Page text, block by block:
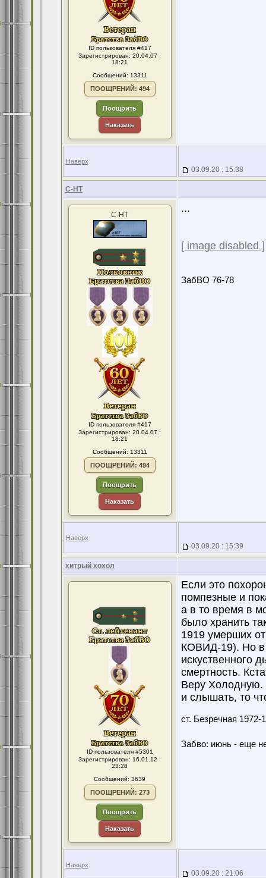
ID пользователя #417
Зарегистрирован: 20.04.07 :
18:21
Сообщений: 13311
ПООЩРЕНИЙ: 494
Поощрить
Наказать
Наверх
03.09.20 : 15:38
С-НТ
С-НТ
ID пользователя #417
Зарегистрирован: 20.04.07 :
18:21
Сообщений: 13311
ПООЩРЕНИЙ: 494
Поощрить
Наказать
...
[ image disabled ]
ЗабВО 76-78
Наверх
03.09.20 : 15:39
хитрый хохол
ID пользователя #5301
Зарегистрирован: 16.01.12 :
23:28
Сообщений: 3639
ПООЩРЕНИЙ: 273
Поощрить
Наказать
Если это
помпезные и
а в то время в
было хранить
1919 умерших
КОВИД-19). Но в
искуственного
смертность.
Веру Холодную.
и слышать, то
ст. Безречная
Забво: июнь - еще
Наверх
03.09.20 : 21:06